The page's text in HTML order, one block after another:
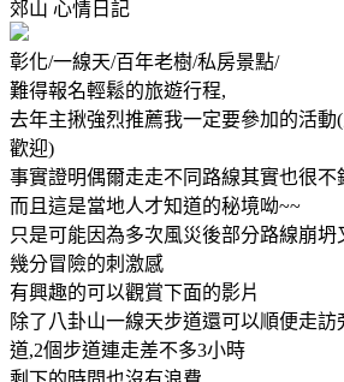
郊山 心情日記
彰化/一線天/百年老樹/私房景點/
難得報名輕鬆的旅遊行程,
去年主揪強烈推薦我一定要參加的活動
歡迎)
事實證明偶爾走走不同路線其實也很不
而且這是當地人才知道的秘境呦~~
只是可能因為多次風災後部分路線崩
幾分冒險的刺激感
有興趣的可以觀賞下面的影片
除了八卦山一線天步道還可以順便走
道,2個步道連走差不多3小時